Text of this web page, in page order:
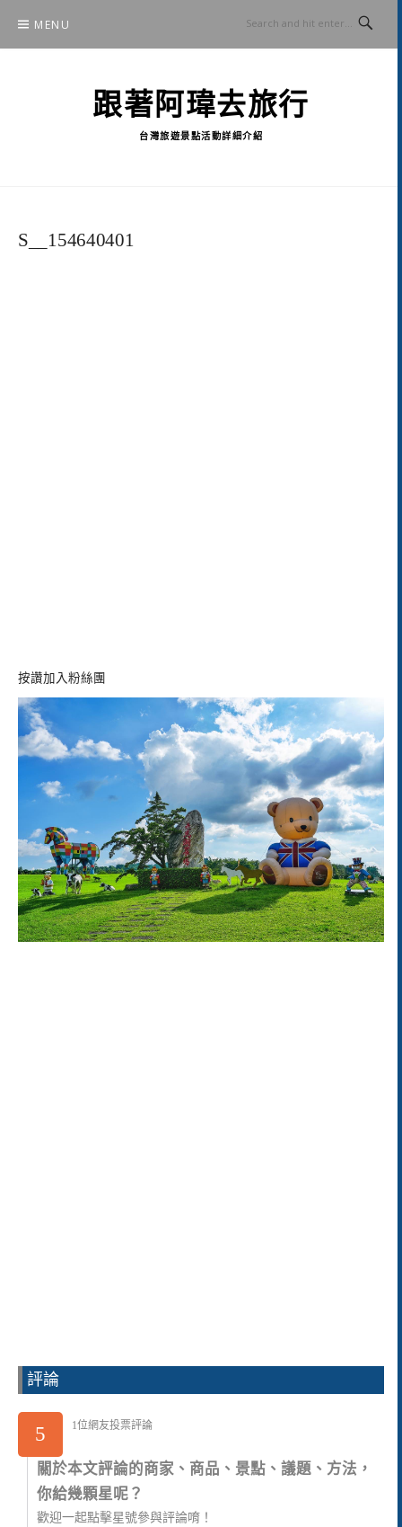
content
MENU
跟著阿瑋去旅行
台灣旅遊景點活動詳細介紹
S__154640401
按讚加入粉絲團
評論
5 1位網友投票評論
關於本文評論的商家、商品、景點、議題、方法，
你給幾顆星呢？
歡迎一起點擊星號參與評論唷！